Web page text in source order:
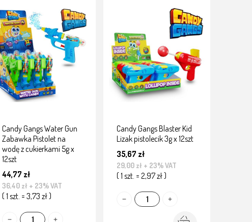
Candy Gangs Water Gun
Zabawka Pistolet na
wodę z cukierkami 5g x
12szt
44,77 zł
36,40 zł + 23% VAT
( 1 szt. = 3,73 zł )
Candy Gangs Blaster Kid
Lizak pistolecik 3g x 12szt
35,67 zł
29,00 zł + 23% VAT
( 1 szt. = 2,97 zł )